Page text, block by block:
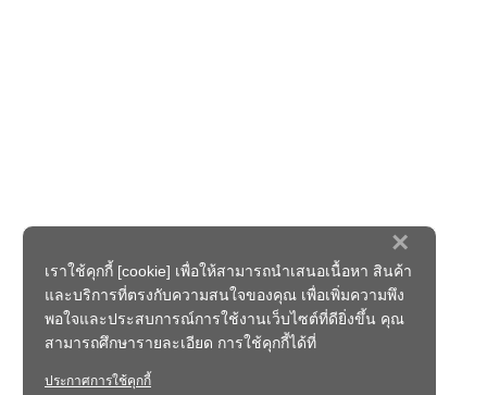
×
เราใช้คุกกี้ [cookie] เพื่อให้สามารถนำเสนอเนื้อหา สินค้า
และบริการที่ตรงกับความสนใจของคุณ เพื่อเพิ่มความพึง
พอใจและประสบการณ์การใช้งานเว็บไซต์ที่ดียิ่งขึ้น คุณ
สามารถศึกษารายละเอียด การใช้คุกกี้ได้ที่
ประกาศการใช้คุกกี้